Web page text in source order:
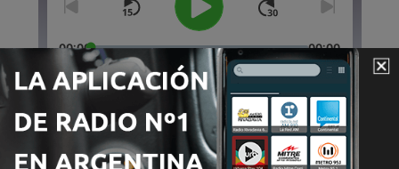
00:00 00:00
Episodios
1 - Re